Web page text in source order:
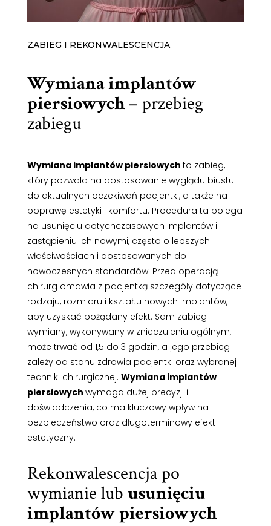
ZABIEG I REKONWALESCENCJA
Wymiana implantów
piersiowych– przebieg
zabiegu
Wymiana implantów piersiowych to zabieg,
który pozwala na dostosowanie wyglądu biustu
do aktualnych oczekiwań pacjentki, a także na
poprawę estetyki i komfortu. Procedura ta polega
na usunięciu dotychczasowych implantów i
zastąpieniu ich nowymi, często o lepszych
właściwościach i dostosowanych do
nowoczesnych standardów. Przed operacją
chirurg omawia z pacjentką szczegóły dotyczące
rodzaju, rozmiaru i kształtu nowych implantów,
aby uzyskać pożądany efekt. Sam zabieg
wymiany, wykonywany w znieczuleniu ogólnym,
może trwać od 1,5 do 3 godzin, a jego przebieg
zależy od stanu zdrowia pacjentki oraz wybranej
techniki chirurgicznej. Wymiana implantów
piersiowych wymaga dużej precyzji i
doświadczenia, co ma kluczowy wpływ na
bezpieczeństwo oraz długoterminowy efekt
estetyczny.
Rekonwalescencja po
wymianie lub usunięciu
implantów piersiowych